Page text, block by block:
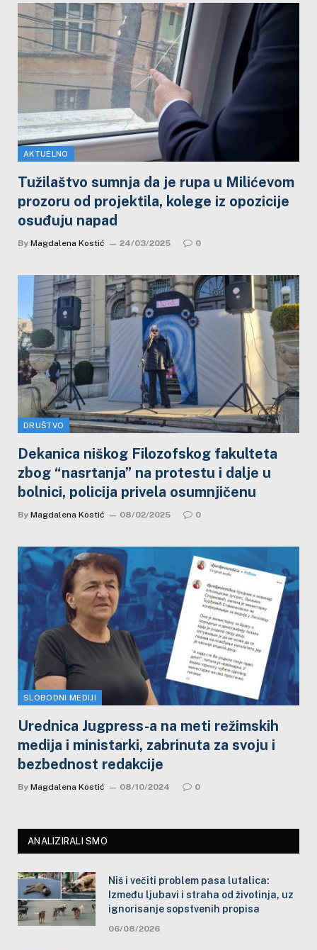
AKTUELNO
Tužilaštvo sumnja da je rupa u Milićevom
prozoru od projektila, kolege iz opozicije
osuđuju napad
By Magdalena Kostić 24/03/2025 0
DRUŠTVO
Dekanica niškog Filozofskog fakulteta
zbog “nasrtanja” na protestu i dalje u
bolnici, policija privela osumnjičenu
By Magdalena Kostić 08/02/2025 0
SLOBODNI MEDIJI
Urednica Jugpress-a na meti režimskih
medija i ministarki, zabrinuta za svoju i
bezbednost redakcije
By Magdalena Kostić 08/10/2024 0
ANALIZIRALI SMO
Niš i večiti problem pasa lutalica:
Između ljubavi i straha od životinja, uz
ignorisanje sopstvenih propisa
06/08/2026